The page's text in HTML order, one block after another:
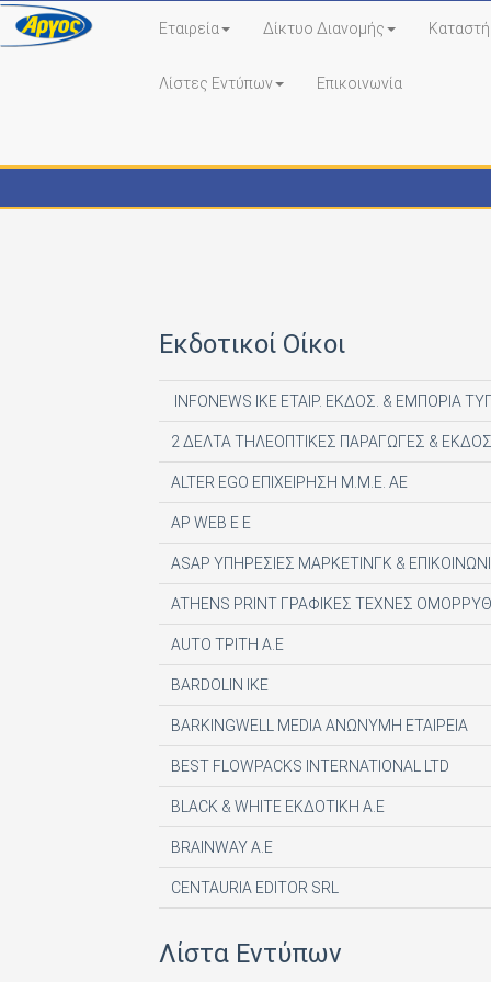
Εταιρεία Δίκτυο Διανομής
Λίστες Εντύπων Επικοινωνία
Εκδοτικοί Οίκοι
INFONEWS ΙΚΕ ΕΤΑΙΡ. ΕΚΔΟΣ. & ΕΜΠΟΡΙΑ
2 ΔΕΛΤΑ ΤΗΛΕΟΠΤΙΚΕΣ ΠΑΡΑΓΩΓΕΣ &
ALTER EGO ΕΠΙΧΕΙΡΗΣΗ Μ.Μ.Ε. ΑΕ
AP WEB Ε Ε
ASAP ΥΠΗΡΕΣΙΕΣ ΜΑΡΚΕΤΙΝΓΚ &
ATHENS PRINT ΓΡΑΦΙΚΕΣ ΤΕΧΝΕΣ
AUTO ΤΡΙΤΗ Α.Ε
BARDOLIN ΙΚΕ
BARKINGWELL MEDIA ΑΝΩΝΥΜΗ ΕΤΑΙΡΕΙΑ
BEST FLOWPACKS INTERNATIONAL LTD
BLACK & WHITE ΕΚΔΟΤΙΚΗ Α.Ε
BRAINWAY A.E
CENTAURIA EDITOR SRL
Λίστα Εντύπων